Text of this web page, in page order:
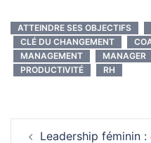
ATTEINDRE SES OBJECTIFS
CLÉ DU CHANGEMENT
MANAGEMENT
MANAGER
PRODUCTIVITÉ
RH
Navigation
Leadership féminin